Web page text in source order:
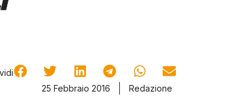
25 Febbraio 2016
Redazione